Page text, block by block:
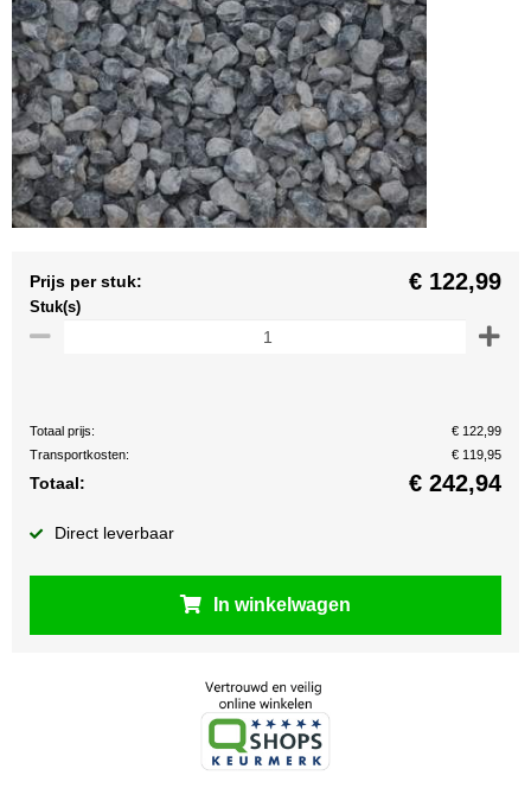
Prijs per stuk: € 122,99
Stuk(s)
Totaal prijs:
€ 122,99
Transportkosten:
€ 119,95
Totaal: € 242,94
Direct leverbaar
In winkelwagen